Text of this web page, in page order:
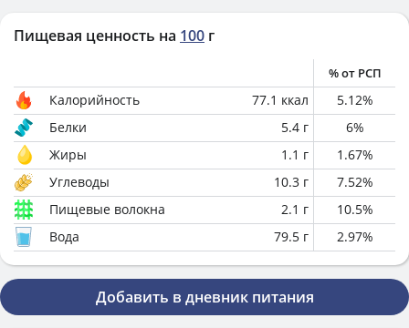
Пищевая ценность на 100 г
% от РСП
Калорийность 77.1 ккал 5.12%
Белки
5.4 г 6%
Жиры
1.1 г 1.67%
Углеводы
10.3 г 7.52%
Пищевые волокна
2.1 г 10.5%
Вода
79.5 г 2.97%
Добавить в дневник питания